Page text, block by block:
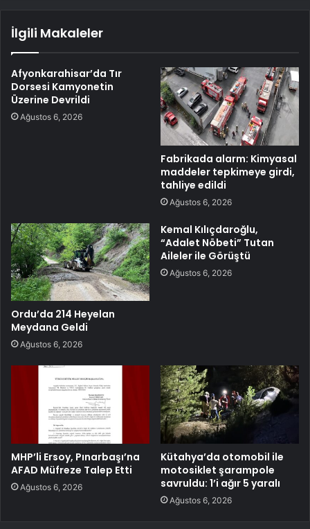
İlgili Makaleler
Afyonkarahisar’da Tır
Dorsesi Kamyonetin
Üzerine Devrildi
Ağustos 6, 2026
Fabrikada alarm: Kimyasal
maddeler tepkimeye girdi,
tahliye edildi
Ağustos 6, 2026
Ordu’da 214 Heyelan
Meydana Geldi
Ağustos 6, 2026
Kemal Kılıçdaroğlu,
“Adalet Nöbeti” Tutan
Aileler ile Görüştü
Ağustos 6, 2026
MHP’li Ersoy, Pınarbaşı’na
AFAD Müfreze Talep Etti
Ağustos 6, 2026
Kütahya’da otomobil ile
motosiklet şarampole
savruldu: 1’i ağır 5 yaralı
Ağustos 6, 2026